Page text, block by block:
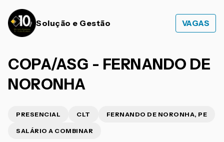
Solução e Gestão VAGAS
COPA/ASG - FERNANDO DE
NORONHA
PRESENCIAL CLT FERNANDO DE NORONHA, PE
SALÁRIO A COMBINAR